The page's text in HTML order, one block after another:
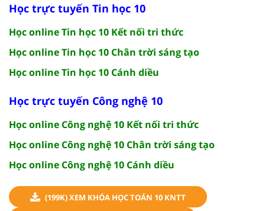
Học trực tuyến Tin học 10
Học online Tin học 10 Kết nối tri thức
Học online Tin học 10 Chân trời sáng tạo
Học online Tin học 10 Cánh diều
Học trực tuyến Công nghệ 10
Học online Công nghệ 10 Kết nối tri thức
Học online Công nghệ 10 Chân trời sáng tạo
Học online Công nghệ 10 Cánh diều
(199K) XEM KHÓA HỌC TOÁN 10 KNTT